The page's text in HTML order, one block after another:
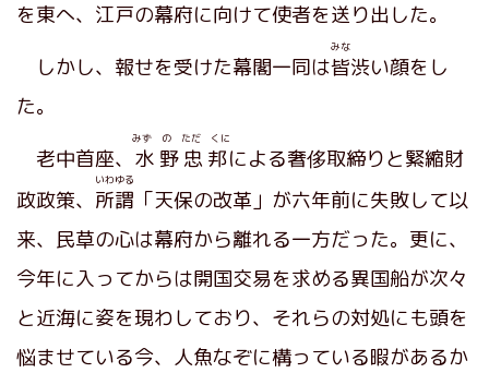
を東へ、江戸の幕府に向けて使者を送り出した。
しかし、報せを受けた幕閣一同は皆
みな
渋い顔をし
た。
老中首座、 水野忠邦
みず の ただ くに
による奢侈取締りと緊縮財
政政策、 所謂
いわゆる
「天保の改革」が六年前に失敗して以
来、民草の心は幕府から離れる一方だった。更に、
今年に入ってからは開国交易を求める異国船が次々
と近海に姿を現わしており、それらの対処にも頭を
悩ませている今、人魚なぞに構っている暇があるか